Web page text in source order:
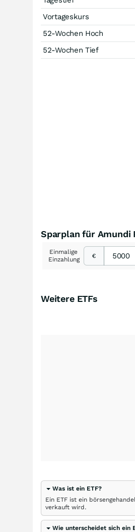
Vortageskurs
52-Wochen Hoch
52-Wochen Tief
Sparplan für Amundi
Einmalige
Einzahlung
€
Weitere ETFs
Was ist ein ETF?
Ein ETF ist ein
verkauft wird.
Wie unterscheidet sich ein